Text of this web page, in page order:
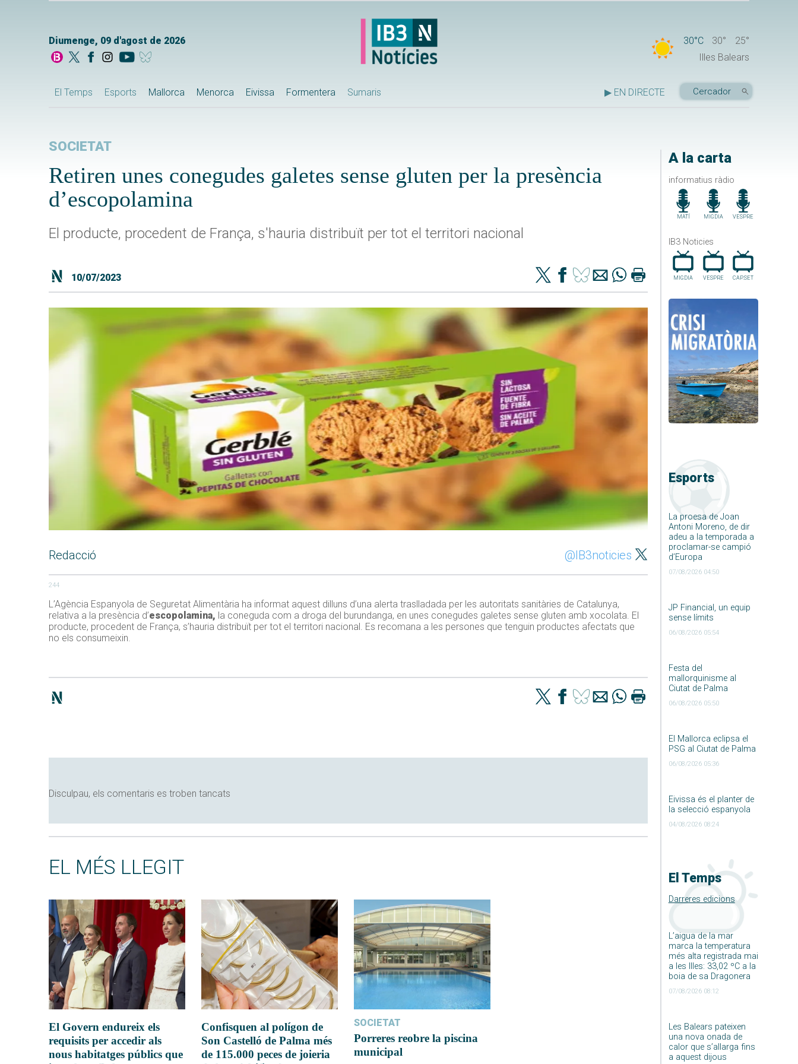
Diumenge, 09 d'agost de 2026 30°C 30°
25°
Illes Balears
El Temps Esports Mallorca Menorca Eivissa Formentera Sumaris ▶ EN DIRECTE
A la carta
informatius ràdio
MATÍ MIGDIA VESPRE
IB3 Noticies
MIGDIA VESPRE CAP.SET
Esports
La proesa de Joan
Antoni Moreno, de dir
adeu a la temporada a
proclamar-se campió
d’Europa
07/08/2026 04:50
JP Financial, un equip
sense límits
06/08/2026 05:54
Festa del
mallorquinisme al
Ciutat de Palma
06/08/2026 05:50
El Mallorca eclipsa el
PSG al Ciutat de Palma
06/08/2026 05:36
Eivissa és el planter de
la selecció espanyola
04/08/2026 08:24
El Temps
Darreres edicions
L’aigua de la mar
marca la temperatura
més alta registrada mai
a les Illes: 33,02 ºC a la
boia de sa Dragonera
07/08/2026 08:12
Les Balears pateixen
una nova onada de
calor que s’allarga fins
a aquest dijous
SOCIETAT
Retiren unes conegudes galetes sense gluten per la presència
d’escopolamina
El producte, procedent de França, s'hauria distribuït per tot el territori nacional
10/07/2023
Redacció @IB3noticies
244
L’Agència Espanyola de Seguretat Alimentària ha informat aquest dilluns d’una alerta traslladada per les autoritats sanitàries de Catalunya,
relativa a la presència d’escopolamina, la coneguda com a droga del burundanga, en unes conegudes galetes sense gluten amb xocolata. El
producte, procedent de França, s’hauria distribuït per tot el territori nacional. Es recomana a les persones que tenguin productes afectats que
no els consumeixin.
Disculpau, els comentaris es troben tancats
EL MÉS LLEGIT
El Govern endureix els
requisits per accedir als
nous habitatges públics que
Confisquen al polígon de
Son Castelló de Palma més
de 115.000 peces de joieria
SOCIETAT
Porreres reobre la piscina
municipal